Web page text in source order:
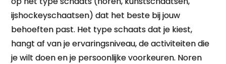
ijshockeyschaatsen) dat het beste bij jouw
behoeften past. Het type schaats dat je kiest,
hangt af van je ervaringsniveau, de activiteiten die
je wilt doen en je persoonlijke voorkeuren. Noren